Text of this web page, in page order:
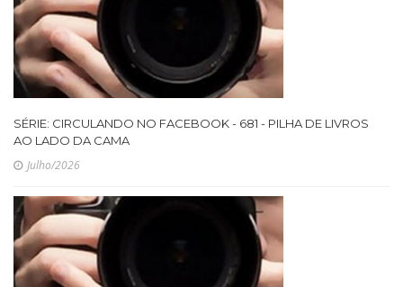
SÉRIE: CIRCULANDO NO FACEBOOK - 681 - PILHA DE LIVROS
AO LADO DA CAMA
Julho/2026